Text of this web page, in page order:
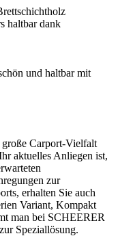
Carport-Vielfalt
aktuelles Anliegen ist,
zur
erhalten Sie auch
Variant, Kompakt
man bei SCHEERER
Speziallösung.